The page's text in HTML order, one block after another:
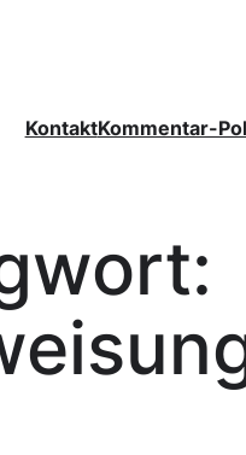
KontaktKommentar-